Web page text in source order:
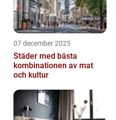
07 december 2025
Städer med bästa
kombinationen av mat
och kultur